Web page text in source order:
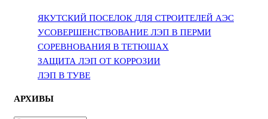
ЯКУТСКИЙ ПОСЕЛОК ДЛЯ СТРОИТЕЛЕЙ АЭС
УСОВЕРШЕНСТВОВАНИЕ ЛЭП В ПЕРМИ
СОРЕВНОВАНИЯ В ТЕТЮШАХ
ЗАЩИТА ЛЭП ОТ КОРРОЗИИ
ЛЭП В ТУВЕ
АРХИВЫ